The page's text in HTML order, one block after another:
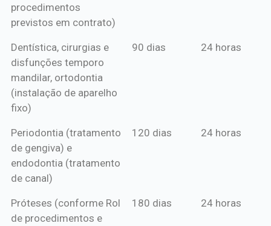
procedimentos
previstos em contrato)
Dentística, cirurgias e
disfunções temporo
mandilar, ortodontia
(instalação de aparelho
fixo)
90 dias 24 horas
Periodontia (tratamento
de gengiva) e
endodontia (tratamento
de canal)
120 dias 24 horas
Próteses (conforme Rol
de procedimentos e
180 dias 24 horas